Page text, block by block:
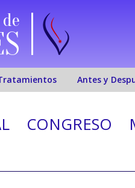
Antes y
CONGRESO